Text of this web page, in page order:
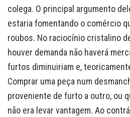
colega. O principal argumento
estaria fomentando o comércio
roubos. No raciocínio cristalino
houver demanda não haverá
furtos diminuiriam e,
Comprar uma peça num
proveniente de furto a outro, ou
não era levar vantagem. Ao